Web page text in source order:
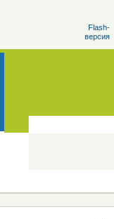
Flash-
версия